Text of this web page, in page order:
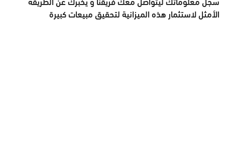
الأمثل لاستثمار هذه الميزانية لتحقيق مبيعات كبيرة